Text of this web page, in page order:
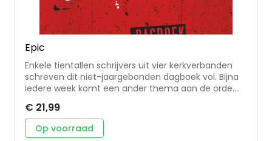
Epic
Enkele tientallen schrijvers uit vier kerkverbanden
schreven dit niet-jaargebonden dagboek vol. Bijna
iedere week komt een ander thema aan de orde.
op jou en je naaste(n). Aan actualiteit ontbreekt
het dan ook niet. Uitgangs- en eindpunt is telkens
weer Gods Woord. Wat zegt de Heere. Iedere dag
€ 21,99
Op voorraad